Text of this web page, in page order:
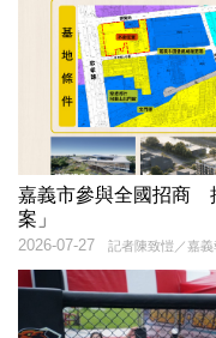
嘉義市參與全國招商
案」
記者陳致愷／嘉義
2026-07-27